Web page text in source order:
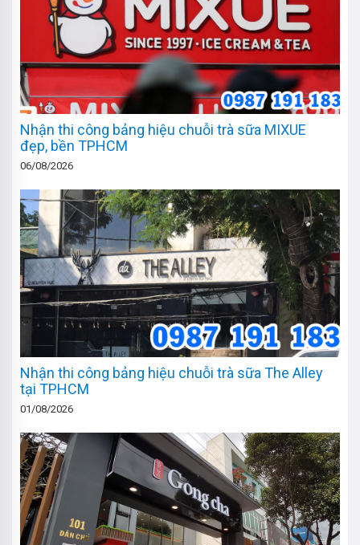
Nhận thi công bảng hiệu chuỗi trà sữa MIXUE
đẹp, bền TPHCM
06/08/2026
Nhận thi công bảng hiệu chuỗi trà sữa The Alley
tại TPHCM
01/08/2026